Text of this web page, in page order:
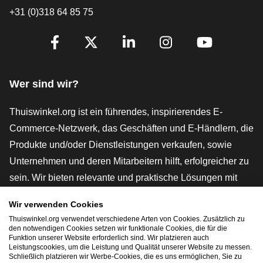
+31 (0)318 64 85 75
[_General:SocialMediaTitle]
Wer sind wir?
Thuiswinkel.org ist ein führendes, inspirierendes E-
Commerce-Netzwerk, das Geschäften und E-Händlern, die
Produkte und/oder Dienstleistungen verkaufen, sowie
Unternehmen und deren Mitarbeitern hilft, erfolgreicher zu
sein. Wir bieten relevante und praktische Lösungen mit
rechtlichen Instrumenten und Beratung,
Interessenvertretung, Marktforschung und verfügen über
eine eigene Bildungsplattform, die Thuiswinkel e-
Academy.
Wir verwenden Cookies
Thuiswinkel.org verwendet verschiedene Arten von Cookies. Zusätzlich zu
den notwendigen Cookies setzen wir funktionale Cookies, die für die
Funktion unserer Website erforderlich sind. Wir platzieren auch
Leistungscookies, um die Leistung und Qualität unserer Website zu messen.
Schließlich platzieren wir Werbe-Cookies, die es uns ermöglichen, Sie zu